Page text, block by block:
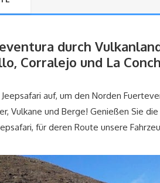
durch
Corralejo und La
auf, um den Norden
Vulkane und Berge! Genießen Sie
für deren Route unsere